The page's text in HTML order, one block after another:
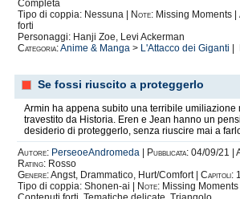
Commissione.
Omicidio.
Deserto.
Espediente.
Fuga.
Percorso.
Happy.
Miraggio.
Completa
Tipo di coppia: Nessuna |
Note: Missing Moments |
forti
Personaggi: Hanji Zoe, Levi Ackerman
Categoria:Anime & Manga > L'Attacco dei Giganti |
Se fossi riuscito a proteggerlo
Armin ha appena subito una terribile umiliazione
travestito da Historia. Eren e Jean hanno un
desiderio di proteggerlo, senza riuscire mai a
Autore: PerseoeAndromeda Pubblicata: 04/09/21 |
Rating: Rosso
Genere:Angst, Drammatico, Hurt/Comfort | Capitoli:
Tipo di coppia: Shonen-ai |
Note: Missing Moments |